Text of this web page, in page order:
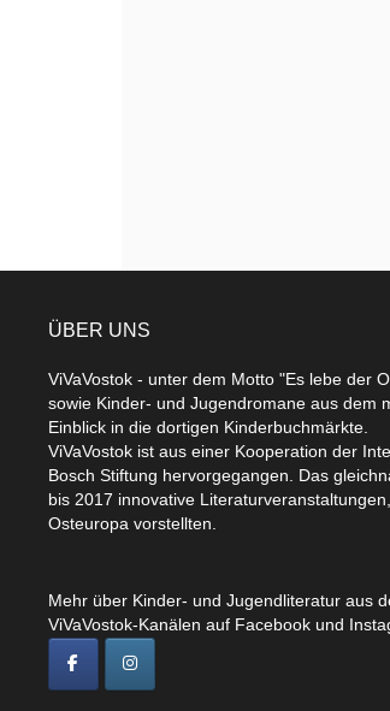
ÜBER UNS
ViVaVostok - unter dem Motto "Es lebe der
sowie Kinder- und Jugendromane aus dem
Einblick in die dortigen Kinderbuchmärkte.
ViVaVostok ist aus einer Kooperation der
Bosch Stiftung hervorgegangen. Das
bis 2017 innovative
Osteuropa vorstellten.
Mehr über Kinder- und Jugendliteratur aus
ViVaVostok-Kanälen auf Facebook und